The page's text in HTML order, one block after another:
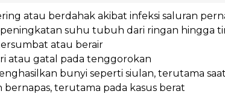
atau berdahak akibat infeksi saluran
peningkatan suhu tubuh dari ringan hingga
atau berair
atau gatal pada tenggorokan
bunyi seperti siulan, terutama
bernapas, terutama pada kasus berat